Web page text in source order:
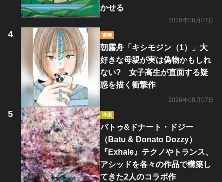
かせる
2026年08月07日
書籍
朝霧舟「キシモジン（1）」大
好きな母親が実は偽物かもしれ
ない? 女子高生が直面する疑
惑を描く衝撃作
2026年08月07日
洋楽
バトゥ&ドナート・ドジー
（Batu & Donato Dozzy）
『Exhale』テクノやトランス、
アシッドを各々の作品で構築し
てきた2人のコラボ作